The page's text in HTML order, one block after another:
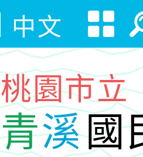
中文
桃園市立
青溪國